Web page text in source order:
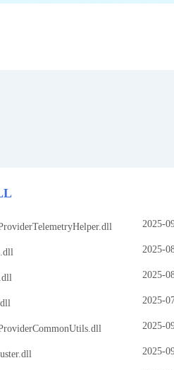
2025-
2025-
2025-
2025-
2025-
2025-